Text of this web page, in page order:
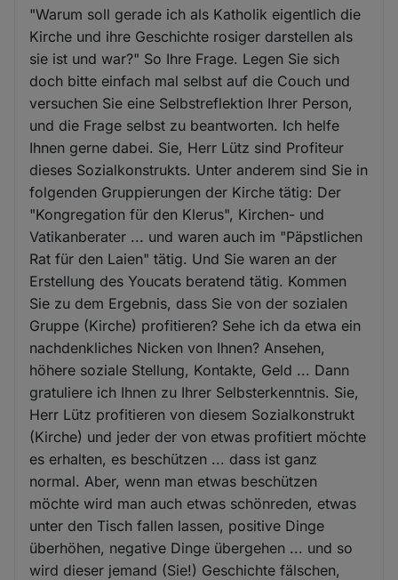
"Warum soll gerade ich als Katholik eigentlich die
Kirche und ihre Geschichte rosiger darstellen als
sie ist und war?" So Ihre Frage. Legen Sie sich
doch bitte einfach mal selbst auf die Couch und
versuchen Sie eine Selbstreflektion Ihrer Person,
und die Frage selbst zu beantworten. Ich helfe
Ihnen gerne dabei. Sie, Herr Lütz sind Profiteur
dieses Sozialkonstrukts. Unter anderem sind Sie in
folgenden Gruppierungen der Kirche tätig: Der
"Kongregation für den Klerus", Kirchen- und
Vatikanberater ... und waren auch im "Päpstlichen
Rat für den Laien" tätig. Und Sie waren an der
Erstellung des Youcats beratend tätig. Kommen
Sie zu dem Ergebnis, dass Sie von der sozialen
Gruppe (Kirche) profitieren? Sehe ich da etwa ein
nachdenkliches Nicken von Ihnen? Ansehen,
höhere soziale Stellung, Kontakte, Geld ... Dann
gratuliere ich Ihnen zu Ihrer Selbsterkenntnis. Sie,
Herr Lütz profitieren von diesem Sozialkonstrukt
(Kirche) und jeder der von etwas profitiert möchte
es erhalten, es beschützen ... dass ist ganz
normal. Aber, wenn man etwas beschützen
möchte wird man auch etwas schönreden, etwas
unter den Tisch fallen lassen, positive Dinge
überhöhen, negative Dinge übergehen ... und so
wird dieser jemand (Sie!) Geschichte fälschen,